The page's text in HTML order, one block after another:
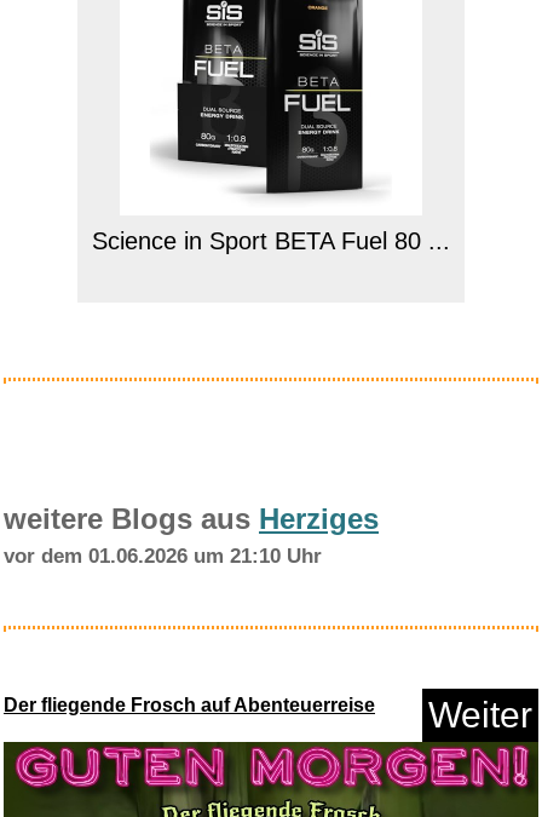
Science in Sport BETA Fuel 80 ...
Anzeige
weitere Blogs aus Herziges
vor dem 01.06.2026 um 21:10 Uhr
Der fliegende Frosch auf Abenteuerreise Weiter